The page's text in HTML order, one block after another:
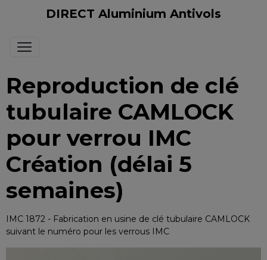
DIRECT Aluminium Antivols
Reproduction de clé
tubulaire CAMLOCK
pour verrou IMC
Création (délai 5
semaines)
IMC 1872 - Fabrication en usine de clé tubulaire CAMLOCK
suivant le numéro pour les verrous IMC